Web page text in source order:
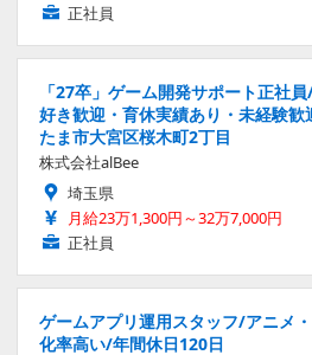
正社員
「27卒」ゲーム開発サポート正社
好き歓迎・育休実績あり・未経験
たま市大宮区桜木町2丁目
株式会社alBee
埼玉県
月給23万1,300円～32万7,000円
正社員
ゲームアプリ運用スタッフ/アニメ
化率高い/年間休日120日